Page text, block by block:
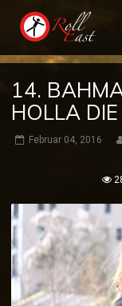
14.
HOLLA
Februar 04, 2016